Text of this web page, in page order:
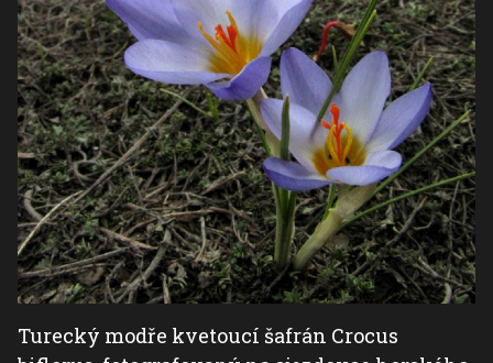
Turecký modře kvetoucí šafrán Crocus